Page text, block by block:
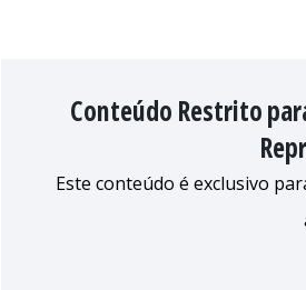
Conteúdo Restrito
Este conteúdo é exclusivo